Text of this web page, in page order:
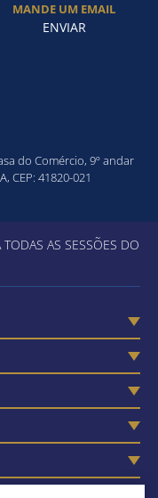
MANDE UM EMAIL
ENVIAR
do Comércio, 9º andar
CEP: 41820-021
AS SESSÕES DO